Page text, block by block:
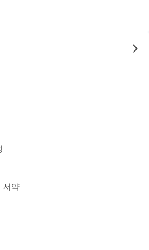
to
서약